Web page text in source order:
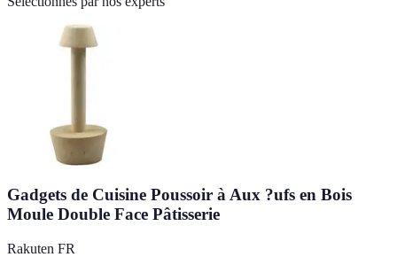
Gadgets de Cuisine Poussoir à Aux ?ufs en Bois
Moule Double Face Pâtisserie
Rakuten FR